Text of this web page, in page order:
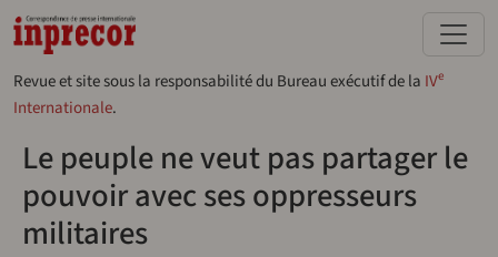
Aller au contenu principal
Revue et site sous la responsabilité du Bureau exécutif de la IVe
Internationale.
Le peuple ne veut pas partager le
pouvoir avec ses oppresseurs
militaires